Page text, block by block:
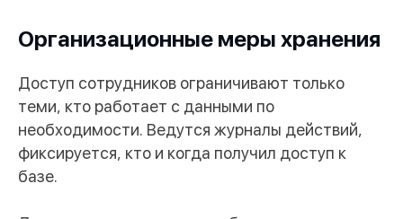
Организационные меры хранения
Доступ сотрудников ограничивают только
теми, кто работает с данными по
необходимости. Ведутся журналы действий,
фиксируется, кто и когда получил доступ к
базе.